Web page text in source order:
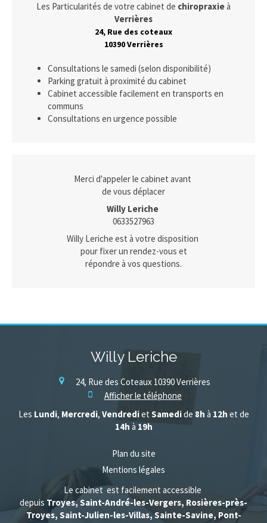
Les Particularités de votre cabinet de chiropraxieà
Verrières
24, Rue des coteaux
10390 Verrières
Consultations le samedi (selon disponibilité)
Parking gratuit à proximité du cabinet
Cabinet accessible facilement en transports en
communs
Consultations en urgence possible
Merci d'appeler le cabinet avant
de vous déplacer
Willy Leriche
0633527963
Willy Leriche est à votre disposition
pour fixer un rendez-vous et
répondre à vos questions.
Willy Leriche
24, Rue des Coteaux 10390Verrières
Afficher le téléphone
Les Lundi, Mercredi, Vendrediet Samedide 8h à 12h et de
14h à 19h
Plan du site
Mentions légales
Le cabinet est facilement accessible
depuis Troyes, Saint-André-les-Vergers, Rosières-près-
Troyes, Saint-Julien-les-Villas, Sainte-Savine, Pont-